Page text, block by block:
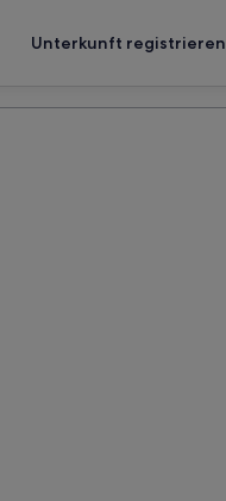
Unterkunft registrieren